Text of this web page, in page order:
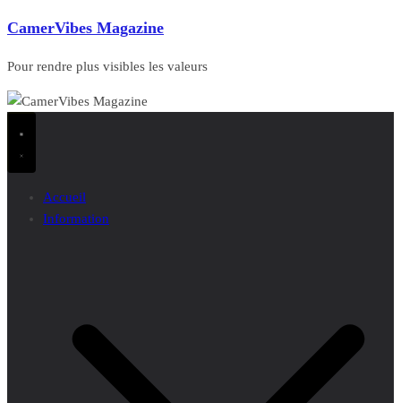
CamerVibes Magazine
Pour rendre plus visibles les valeurs
Accueil
Information